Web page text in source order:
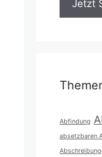
Abfindung
absetzbaren